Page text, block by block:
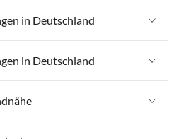
in Deutschland
in Deutschland